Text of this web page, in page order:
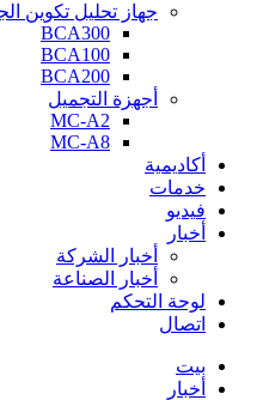
جهاز تحليل تكوين
BCA300
BCA100
BCA200
أجهزة التجميل
MC-A2
MC-A8
أكاديمية
خدمات
فيديو
أخبار
أخبار الشركة
أخبار الصناعة
لوحة التحكم
اتصال
بيت
أخبار